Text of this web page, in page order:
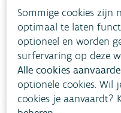
Ben je op
Sommige cookies zijn
optimaal te laten
optioneel en worden
surfervaring op deze
Alle cookies
optionele cookies. Wil
cookies je aanvaardt?